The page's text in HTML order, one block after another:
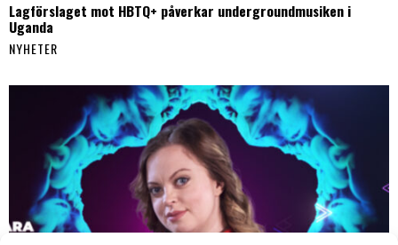
Lagförslaget mot HBTQ+ påverkar undergroundmusiken i
Uganda
NYHETER